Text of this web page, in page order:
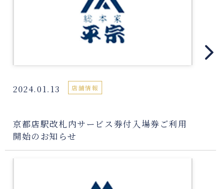
2024.01.13 店舗情報
京都店駅改札内サービス券付入場券ご利用
開始のお知らせ